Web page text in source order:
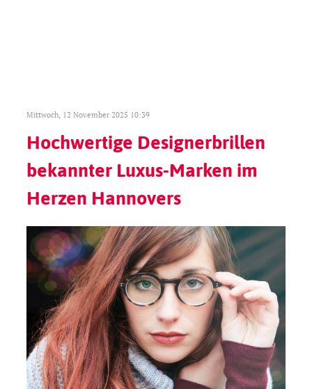
Mittwoch, 12 November 2025 10:39
Hochwertige Designerbrillen
bekannter Luxus-Marken im
Herzen Hannovers